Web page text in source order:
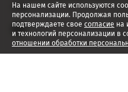
На нашем сайте используются
персонализации. Продолжая
подтверждаете свое согласие на
и технологий персонализации в
отношении обработки
2026